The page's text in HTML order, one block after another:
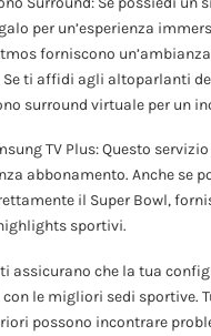
per un’esperienza
forniscono
ti affidi agli altoparlanti
surround virtuale per un
TV Plus: Questo
abbonamento. Anche se
il Super Bowl,
sportivi.
assicurano che la tua
le migliori sedi sportive.
possono incontrare